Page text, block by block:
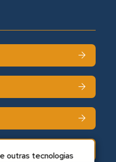
outras tecnologias